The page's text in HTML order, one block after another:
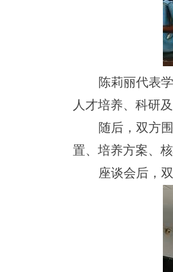
陈莉丽代表
人才培养、科研
随后，双方
置、培养方案、
座谈会后，